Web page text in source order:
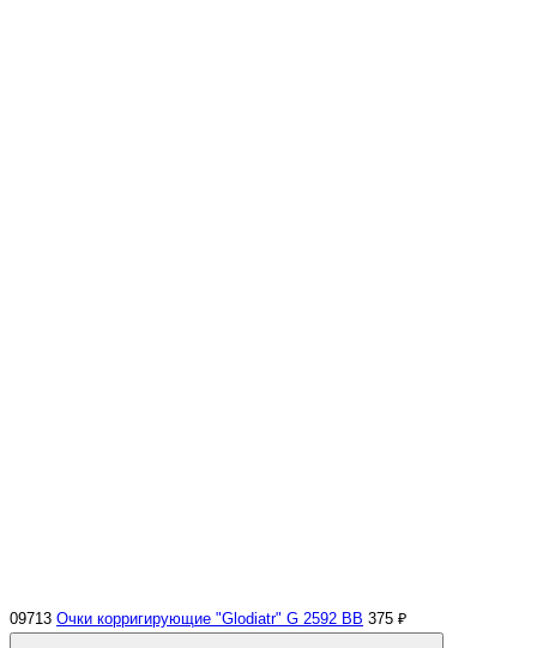
09713 Очки корригирующие "Glodiatr" G 2592 BB 375 ₽